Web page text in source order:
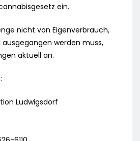
ein.
nicht von Eigenverbrauch,
werden muss,
aktuell an.
Ludwigsdorf